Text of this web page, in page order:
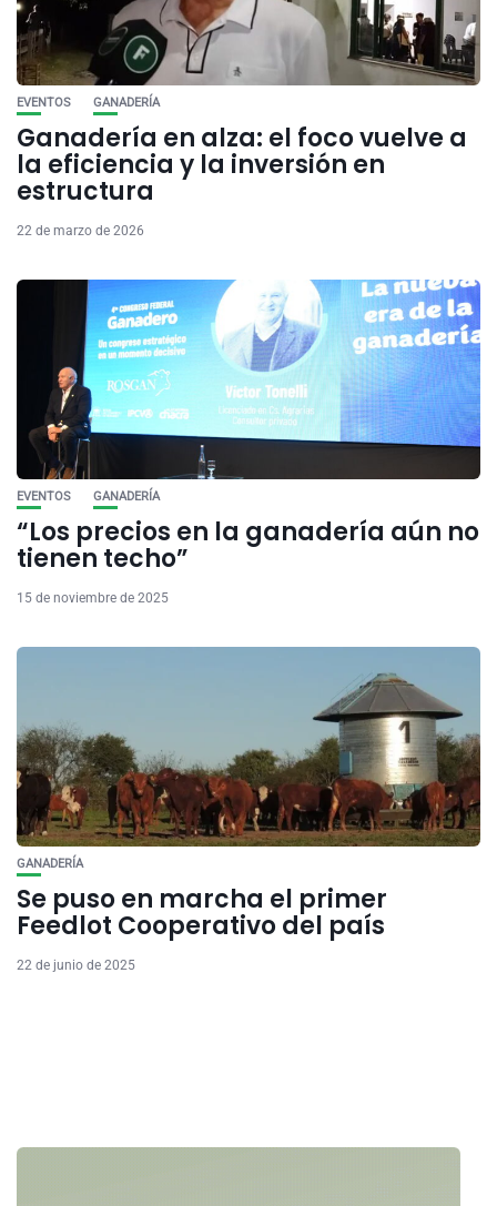
EVENTOS GANADERÍA
Ganadería en alza: el foco vuelve a
la eficiencia y la inversión en
estructura
22 de marzo de 2026
EVENTOS GANADERÍA
“Los precios en la ganadería aún no
tienen techo”
15 de noviembre de 2025
GANADERÍA
Se puso en marcha el primer
Feedlot Cooperativo del país
22 de junio de 2025